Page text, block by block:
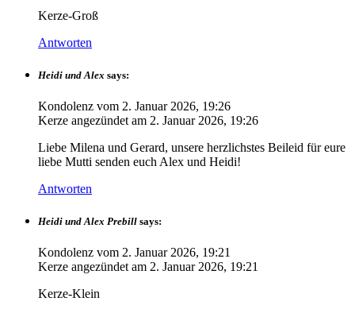
Kerze-Groß
Antworten
Heidi und Alex says:
Kondolenz vom 2. Januar 2026, 19:26
Kerze angezündet am 2. Januar 2026, 19:26
Liebe Milena und Gerard, unsere herzlichstes Beileid für eure
liebe Mutti senden euch Alex und Heidi!
Antworten
Heidi und Alex Prebill says:
Kondolenz vom 2. Januar 2026, 19:21
Kerze angezündet am 2. Januar 2026, 19:21
Kerze-Klein